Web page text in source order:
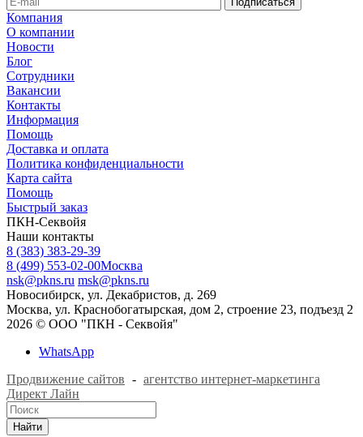
Компания
О компании
Новости
Блог
Сотрудники
Вакансии
Контакты
Информация
Помощь
Доставка и оплата
Политика конфиденциальности
Карта сайта
Помощь
Быстрый заказ
ПКН-Секвойя
Наши контакты
8 (383) 383-29-39
8 (499) 553-02-00Москва
nsk@pkns.ru msk@pkns.ru
Новосибирск, ул. Декабристов, д. 269
Москва, ул. Краснобогатырская, дом 2, строение 23, подъезд 2
2026 © ООО "ПКН - Секвойя"
WhatsApp
Продвижение сайтов - агентство интернет-маркетинга
Директ Лайн
Найти